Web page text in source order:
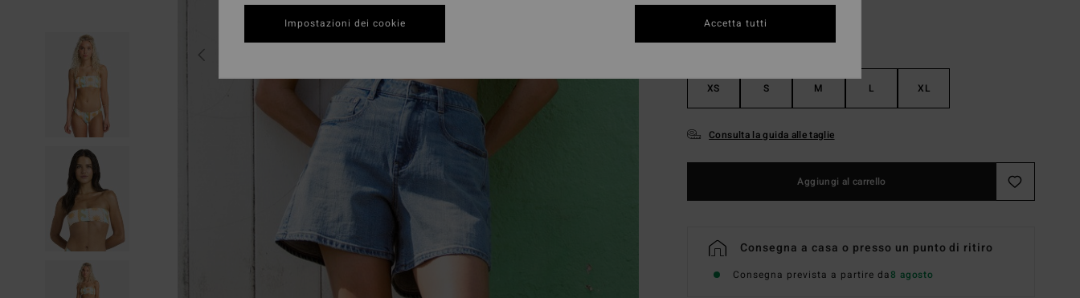
XS S M L XL
Consulta la guida alle taglie
Aggiungi al carrello
Consegna a casa o presso un punto di ritiro
Consegna prevista a partire da8 agosto
Impostazioni dei cookie Accetta tutti